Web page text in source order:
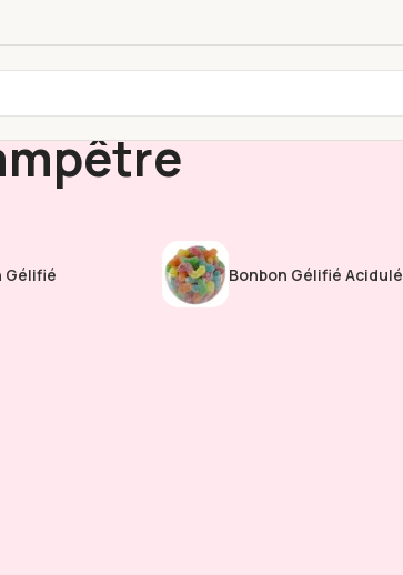
Gélifié Bonbon Gélifié Acidulé